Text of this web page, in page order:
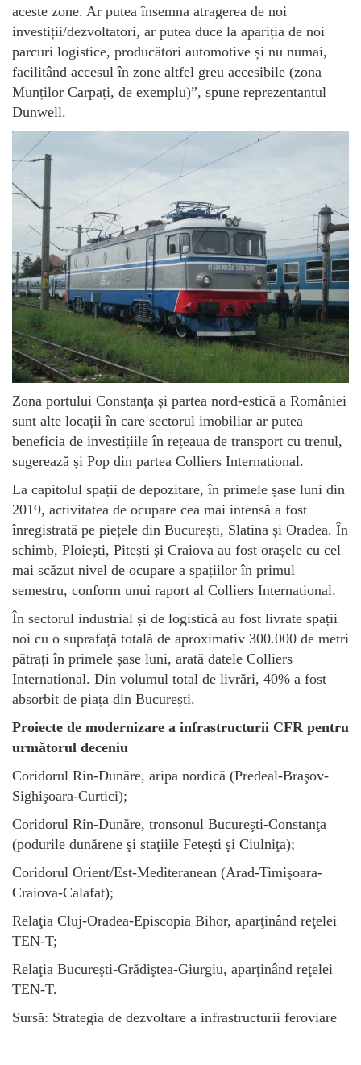
aceste zone. Ar putea însemna atragerea de noi
investiții/dezvoltatori, ar putea duce la apariția de noi
parcuri logistice, producători automotive și nu numai,
facilitând accesul în zone altfel greu accesibile (zona
Munților Carpați, de exemplu)”, spune reprezentantul
Dunwell.
Zona portului Constanța și partea nord-estică a României
sunt alte locații în care sectorul imobiliar ar putea
beneficia de investițiile în rețeaua de transport cu trenul,
sugerează și Pop din partea Colliers International.
La capitolul spații de depozitare, în primele șase luni din
2019, activitatea de ocupare cea mai intensă a fost
înregistrată pe piețele din București, Slatina și Oradea. În
schimb, Ploiești, Pitești și Craiova au fost orașele cu cel
mai scăzut nivel de ocupare a spațiilor în primul
semestru, conform unui raport al Colliers International.
În sectorul industrial și de logistică au fost livrate spații
noi cu o suprafață totală de aproximativ 300.000 de metri
pătrați în primele șase luni, arată datele Colliers
International. Din volumul total de livrări, 40% a fost
absorbit de piața din București.
Proiecte de modernizare a infrastructurii CFR pentru
următorul deceniu
Coridorul Rin-Dunăre, aripa nordică (Predeal-Braşov-
Sighişoara-Curtici);
Coridorul Rin-Dunăre, tronsonul Bucureşti-Constanţa
(podurile dunărene şi staţiile Feteşti şi Ciulniţa);
Coridorul Orient/Est-Mediteranean (Arad-Timişoara-
Craiova-Calafat);
Relaţia Cluj-Oradea-Episcopia Bihor, aparţinând reţelei
TEN-T;
Relaţia Bucureşti-Grădiştea-Giurgiu, aparţinând reţelei
TEN-T.
Sursă: Strategia de dezvoltare a infrastructurii feroviare